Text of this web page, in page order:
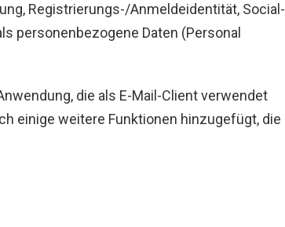
Registrierungs-/Anmeldeidentität, Social-
personenbezogene Daten (Personal
die als E-Mail-Client verwendet
einige weitere Funktionen hinzugefügt, die